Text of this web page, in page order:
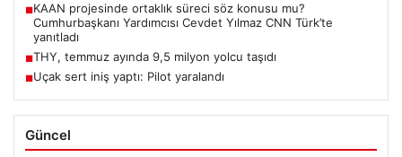
■KAAN projesinde ortaklık süreci söz konusu mu?
Cumhurbaşkanı Yardımcısı Cevdet Yılmaz CNN Türk’te
yanıtladı
■THY, temmuz ayında 9,5 milyon yolcu taşıdı
■Uçak sert iniş yaptı: Pilot yaralandı
Güncel